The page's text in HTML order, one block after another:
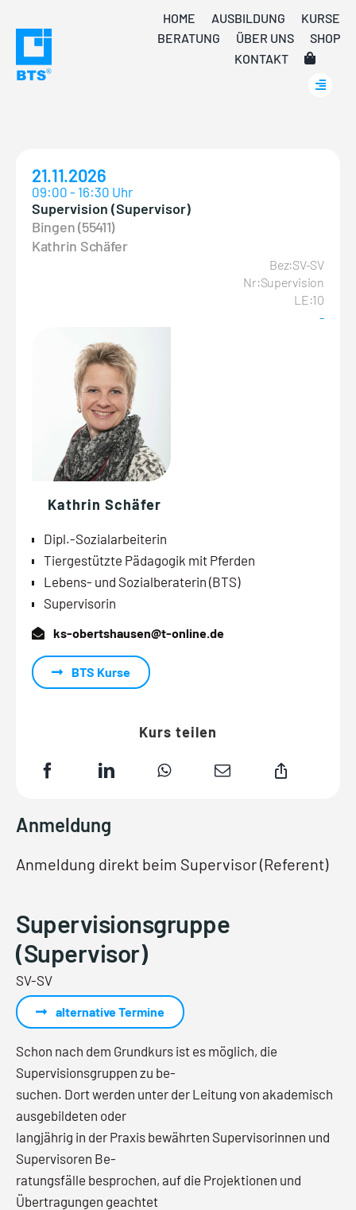
content
HOME AUSBILDUNG
KURSE
BERATUNG
ÜBER UNS
SHOP
KONTAKT
21.11.2026
09:00 - 16:30 Uhr
Supervision (Supervisor)
Bingen (55411)
Kathrin Schäfer
Bez:SV-SV
Nr:Supervision
LE:10
-
Kathrin Schäfer
Dipl.-Sozialarbeiterin
Tiergestützte Pädagogik mit Pferden
Lebens- und Sozialberaterin (BTS)
Supervisorin
ks-obertshausen@t-online.de
BTS Kurse
Kurs teilen
Anmeldung
Anmeldung direkt beim Supervisor (Referent)
Supervisionsgruppe
(Supervisor)
SV-SV
alternative Termine
Schon nach dem Grundkurs ist es möglich, die
Supervisionsgruppen zu be-
suchen. Dort werden unter der Leitung von akademisch
ausgebildeten oder
langjährig in der Praxis bewährten Supervisorinnen und
Supervisoren Be-
ratungsfälle besprochen, auf die Projektionen und
Übertragungen geachtet